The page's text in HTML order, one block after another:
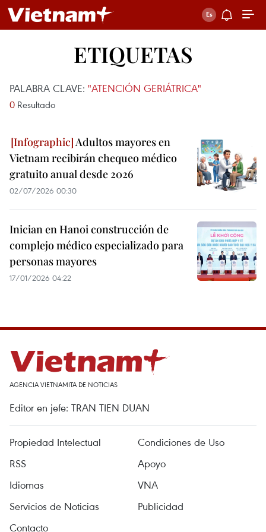
ETIQUETAS
PALABRA CLAVE: "ATENCIÓN GERIÁTRICA"
0 Resultado
Adultos mayores en
Vietnam recibirán chequeo médico
gratuito anual desde 2026
02/07/2026 00:30
Inician en Hanoi construcción de
complejo médico especializado para
personas mayores
17/01/2026 04:22
AGENCIA VIETNAMITA DE NOTICIAS
Editor en jefe: TRAN TIEN DUAN
Propiedad Intelectual
Condiciones de Uso
RSS
Apoyo
Idiomas
VNA
Servicios de Noticias
Publicidad
Contacto